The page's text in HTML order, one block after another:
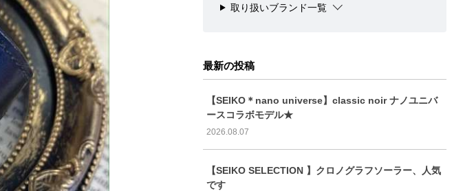
取り扱いブランド一覧
最新の投稿
【SEIKO＊nano universe】classic noir ナノユニバ
ースコラボモデル★
2026.08.07
【SEIKO SELECTION 】クロノグラフソーラー、人気
です